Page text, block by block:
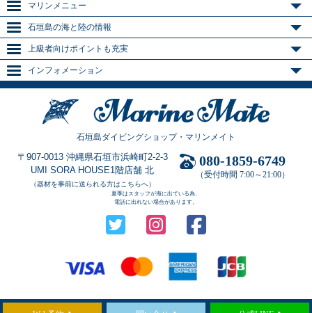
マリンメニュー
石垣島の海と陸の情報
上級者向けポイントも充実
インフォメーション
石垣島ダイビングショップ・マリンメイト
〒907-0013 沖縄県石垣市浜崎町2-2-3
UMI SORA HOUSE1階店舗 北
（器材を事前に送られる方はこちらへ）
080-1859-6749
（受付時間 7:00～21:00）
夏季はスタッフが海に出ている為、
電話に出れない場合があります。